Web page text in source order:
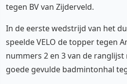
tegen BV van Zijderveld.
In de eerste wedstrijd van het
speelde VELO de topper tegen
nummers 2 en 3 van de
goede gevulde badmintonhal